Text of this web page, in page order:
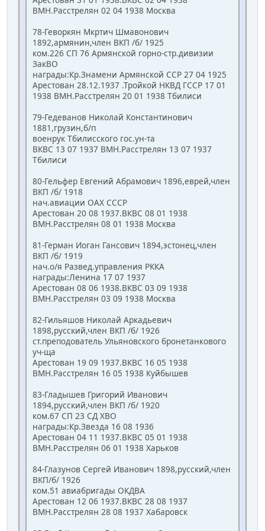
ВМН.Расстрелян 02 04 1938 Москва
78-Геворкян Мкртич Шмавонович
1892,армянин,член ВКП /б/ 1925
ком.226 СП 76 Армянской горно-стр.дивизии
ЗакВО
награды:Кр.Знамени Армянской ССР 27 04 1925
Арестован 28.12.1937 .Тройкой НКВД ГССР 17 01
1938 ВМН.Расстрелян 20 01 1938 Тбилиси
79-Гедеванов Николай Константинович
1881,грузин,б/п
военрук Тбилисского гос.ун-та
ВКВС 13 07 1937 ВМН.Расстрелян 13 07 1937
Тбилиси
80-Гельфер Евгений Абрамович 1896,еврей,член
ВКП /б/ 1918
нач.авиации ОАХ СССР
Арестован 20 08 1937.ВКВС 08 01 1938
ВМН.Расстрелян 08 01 1938 Москва
81-Герман Иоган Гансович 1894,эстонец,член
ВКП /б/ 1919
нач.о/я Развед.управления РККА
награды:Ленина 17 07 1937
Арестован 08 06 1938.ВКВС 03 09 1938
ВМН.Расстрелян 03 09 1938 Москва
82-Гильяшов Николай Аркадьевич
1898,русский,член ВКП /б/ 1926
ст.преподователь Ульяновского бронетанкового
уч-ща
Арестован 19 09 1937.ВКВС 16 05 1938
ВМН.Расстрелян 16 05 1938 Куйбышев
83-Гладышев Григорий Иванович
1894,русский,член ВКП /б/ 1920
ком.67 СП 23 СД ХВО
награды:Кр.Звезда 16 08 1936
Арестован 04 11 1937.ВКВС 05 01 1938
ВМН.Расстрелян 06 01 1938 Харьков
84-Глазунов Сергей Иванович 1898,русский,член
ВКП/б/ 1926
ком.51 авиабригады ОКДВА
Арестован 12 06 1937.ВКВС 28 08 1937
ВМН.Расстрелян 28 08 1937 Хабаровск